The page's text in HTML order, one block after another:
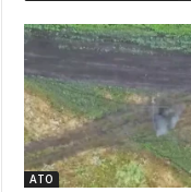
АТО